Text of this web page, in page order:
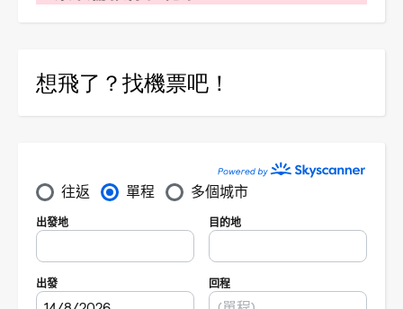
想飛了？找機票吧！